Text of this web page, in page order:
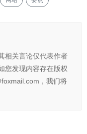
相关言论仅代表作者
您发现内容存在版权
，我们将